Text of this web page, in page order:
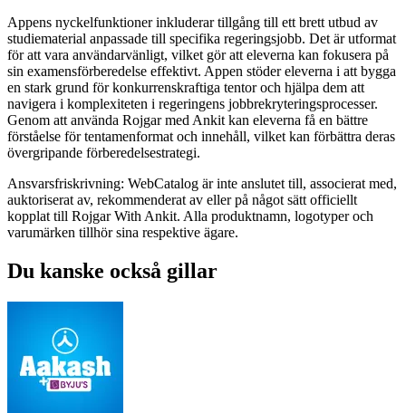
Appens nyckelfunktioner inkluderar tillgång till ett brett utbud av
studiematerial anpassade till specifika regeringsjobb. Det är utformat
för att vara användarvänligt, vilket gör att eleverna kan fokusera på
sin examensförberedelse effektivt. Appen stöder eleverna i att bygga
en stark grund för konkurrenskraftiga tentor och hjälpa dem att
navigera i komplexiteten i regeringens jobbrekryteringsprocesser.
Genom att använda Rojgar med Ankit kan eleverna få en bättre
förståelse för tentamenformat och innehåll, vilket kan förbättra deras
övergripande förberedelsestrategi.
Ansvarsfriskrivning: WebCatalog är inte anslutet till, associerat med,
auktoriserat av, rekommenderat av eller på något sätt officiellt
kopplat till Rojgar With Ankit. Alla produktnamn, logotyper och
varumärken tillhör sina respektive ägare.
Du kanske också gillar